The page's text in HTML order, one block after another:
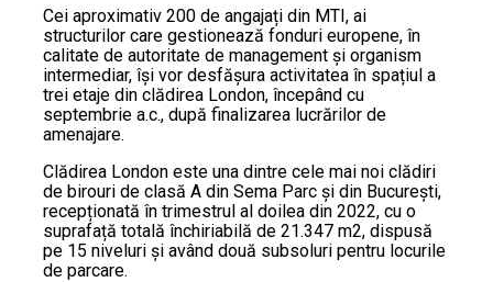
Cei aproximativ 200 de angajați din MTI, ai
structurilor care gestionează fonduri europene, în
calitate de autoritate de management și organism
intermediar, își vor desfășura activitatea în spațiul a
trei etaje din clădirea London, începând cu
septembrie a.c., după finalizarea lucrărilor de
amenajare.
Clădirea London este una dintre cele mai noi clădiri
de birouri de clasă A din Sema Parc și din București,
recepționată în trimestrul al doilea din 2022, cu o
suprafață totală închiriabilă de 21.347 m2, dispusă
pe 15 niveluri și având două subsoluri pentru locurile
de parcare.